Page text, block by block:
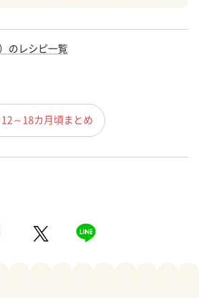
のレシピ一覧
12～18カ月頃まとめ